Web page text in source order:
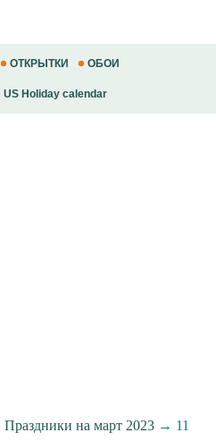
ОТКРЫТКИ ОБОИ
US Holiday calendar
Праздники на март 2023 → 11